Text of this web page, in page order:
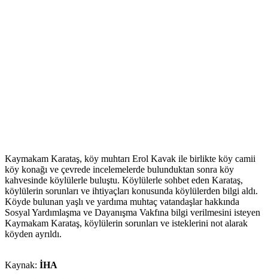
Kaymakam Karataş, köy muhtarı Erol Kavak ile birlikte köy camii
köy konağı ve çevrede incelemelerde bulunduktan sonra köy
kahvesinde köylülerle buluştu. Köylülerle sohbet eden Karataş,
köylülerin sorunları ve ihtiyaçları konusunda köylülerden bilgi aldı.
Köyde bulunan yaşlı ve yardıma muhtaç vatandaşlar hakkında
Sosyal Yardımlaşma ve Dayanışma Vakfına bilgi verilmesini isteyen
Kaymakam Karataş, köylülerin sorunları ve isteklerini not alarak
köyden ayrıldı.
Kaynak: İHA